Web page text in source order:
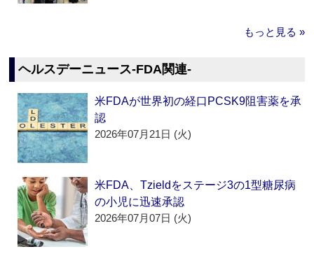
もっと見る »
ヘルスデーニュース‐FDA関連‐
米FDAが世界初の経口PCSK9阻害薬を承
認
2026年07月21日 (火)
米FDA、Tzieldをステージ3の1型糖尿病
の小児に迅速承認
2026年07月07日 (火)